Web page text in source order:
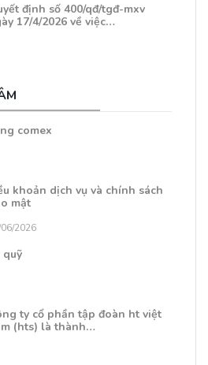
định số 400/qđ/tgđ-mxv
17/4/2026 về việc…
comex
khoản dịch vụ và chính sách
mật
2026
quỹ
ty cổ phần tập đoàn ht việt
(hts) là thành…